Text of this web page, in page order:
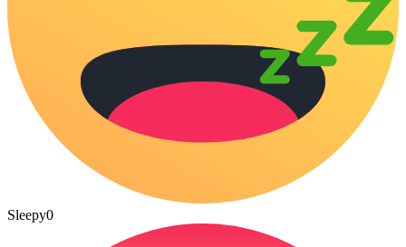
Sleepy0